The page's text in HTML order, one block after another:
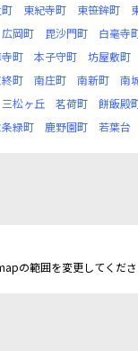
東紀寺町 東笹鉾町
広岡町 毘沙門町 白毫寺
町 本子守町 坊屋敷町
町 南庄町 南新町 南
三松ヶ丘 茗荷町 餅飯殿
緑町 鹿野園町 若葉台
の範囲を変更してくださ